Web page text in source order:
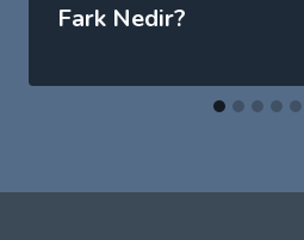
Fark Nedir?